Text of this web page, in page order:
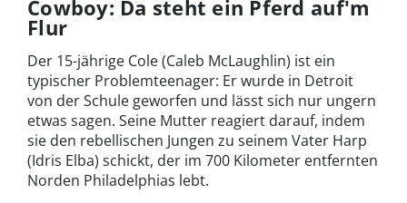
Cowboy: Da steht ein Pferd auf'm
Flur
Der 15-jährige Cole (Caleb McLaughlin) ist ein
typischer Problemteenager: Er wurde in Detroit
von der Schule geworfen und lässt sich nur ungern
etwas sagen. Seine Mutter reagiert darauf, indem
sie den rebellischen Jungen zu seinem Vater Harp
(Idris Elba) schickt, der im 700 Kilometer entfernten
Norden Philadelphias lebt.